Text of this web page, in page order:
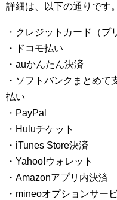
詳細は、以下の通りです。
・クレジットカード（プ
・ドコモ払い
・auかんたん決済
・ソフトバンクまとめ
払い
・PayPal
・Huluチケット
・iTunes Store決済
・Yahoo!ウォレット
・Amazonアプリ内決済
・mineoオプションサー